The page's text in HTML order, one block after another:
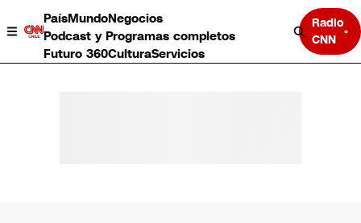
PaísMundoNegocios
Podcast y Programas completos
Futuro 360CulturaServicios
Radio
CNN